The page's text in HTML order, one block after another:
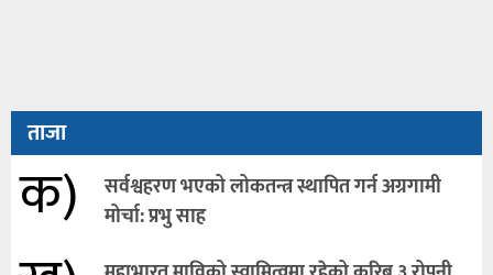
ताजा
क)
सर्वश्वहरण भएको लोकतन्त्र स्थापित गर्न अग्रगामी
मोर्चा: प्रभु साह